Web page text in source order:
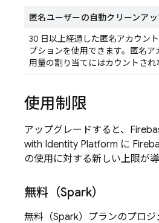
匿名ユーザーの自動クリーンア
30 日以上経過した匿名アカウン
プションを使用できます。匿名
用量の割り当てにはカウントされ
使用制限
アップグレードすると、
with Identity Platform に
の使用に対する新しい上限が導
無料（Spark）
無料（Spark）プランのプロジ